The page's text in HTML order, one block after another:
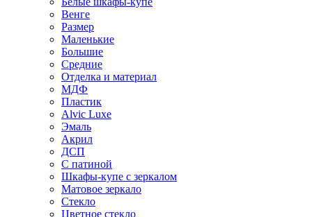
Венге
Размер
Маленькие
Большие
Средние
Отделка и материал
МДФ
Пластик
Alvic Luxe
Эмаль
Акрил
ДСП
С патиной
Шкафы-купе с зеркалом
Матовое зеркало
Стекло
Цветное стекло